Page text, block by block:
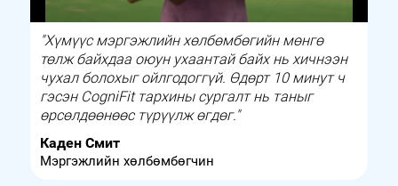
"Хүмүүс мэргэжлийн хөлбөмбөгийн мөнгө
төлж байхдаа оюун ухаантай байх нь хичнээн
чухал болохыг ойлгодоггүй. Өдөрт 10 минут ч
гэсэн CogniFit тархины сургалт нь таныг
өрсөлдөөнөөс түрүүлж өгдөг."
Каден Смит
Мэргэжлийн хөлбөмбөгчин